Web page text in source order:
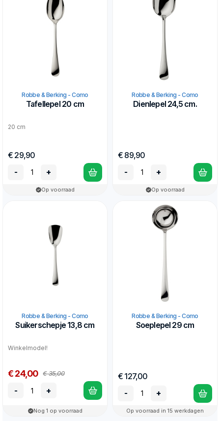
Robbe & Berking - Como
Tafellepel 20 cm
20 cm
€ 29,90
-
+
Op voorraad
Robbe & Berking - Como
Dienlepel 24,5 cm.
€ 89,90
-
+
Op voorraad
Robbe & Berking - Como
Suikerschepje 13,8 cm
Winkelmodel!
€ 24,00 € 35,00
- +
Nog 1 op voorraad
Robbe & Berking - Como
Soeplepel 29 cm
€ 127,00
-
+
Op voorraad in 15 werkdagen